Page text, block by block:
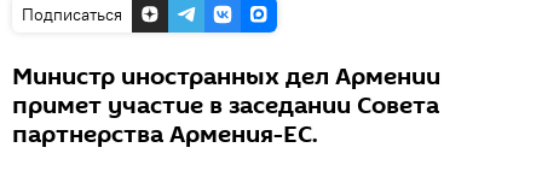
Подписаться
Министр иностранных дел Армении
примет участие в заседании Совета
партнерства Армения-ЕС.